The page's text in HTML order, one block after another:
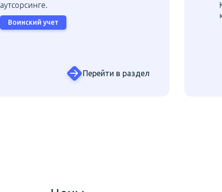
аутсорсинге.
Воинский учет
Перейти в раздел